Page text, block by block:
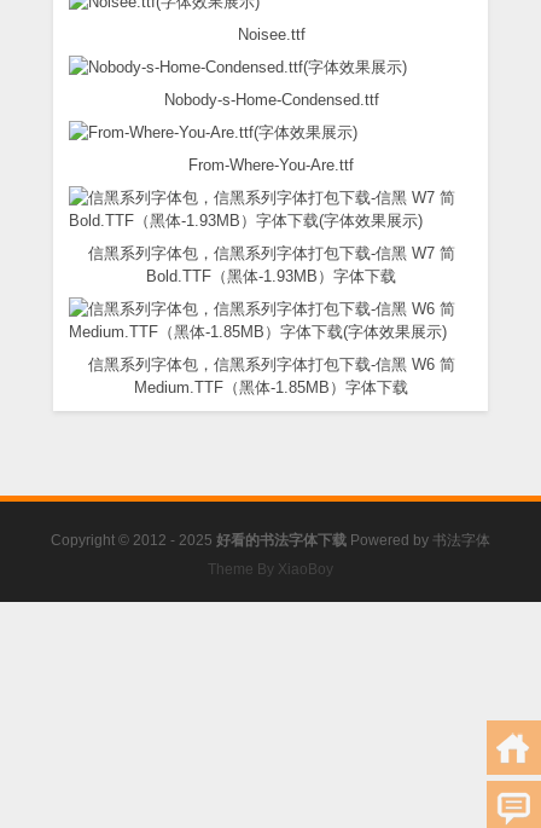
Noisee.ttf
Nobody-s-Home-Condensed.ttf
From-Where-You-Are.ttf
信黑系列字体包，信黑系列字体打包下载-信黑 W7 简
Bold.TTF（黑体-1.93MB）字体下载
信黑系列字体包，信黑系列字体打包下载-信黑 W6 简
Medium.TTF（黑体-1.85MB）字体下载
Copyright © 2012 - 2025 好看的书法字体下载 Powered by 书法字体
Theme By XiaoBoy